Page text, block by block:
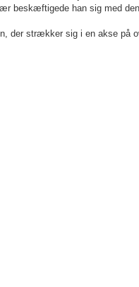
beskæftigede han sig med
der strækker sig i en akse på